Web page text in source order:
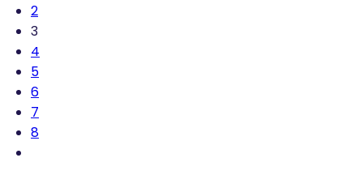
2
3
4
5
6
7
8